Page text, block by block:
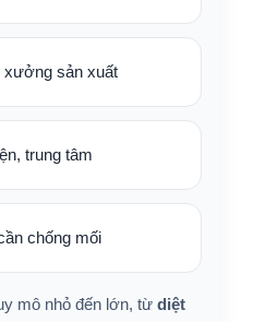
xưởng sản xuất
trung tâm
chống mối
mô nhỏ đến lớn, từ diệt